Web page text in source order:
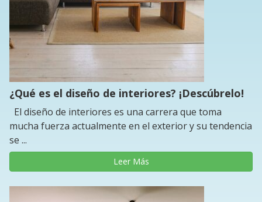
¿Qué es el diseño de interiores? ¡Descúbrelo!
El diseño de interiores es una carrera que toma
mucha fuerza actualmente en el exterior y su tendencia
se ...
Leer Más